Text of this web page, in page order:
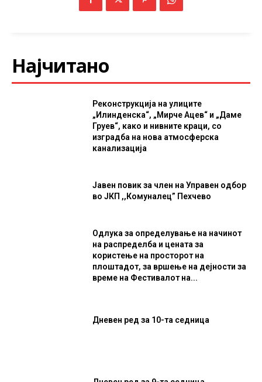
Најчитано
Реконструкција на улиците
„Илинденска“, „Мирче Ацев“ и „Даме
Груев“, како и нивните краци, со
изградба на нова атмосферска
канализација
Јавен повик за член на Управен одбор
во ЈКП ,,Комуналец” Пехчево
Одлука за определување на начинот
на распределба и цената за
користење на просторот на
плоштадот, за вршење на дејности за
време на Фестивалот на...
Дневен ред за 10-та седница